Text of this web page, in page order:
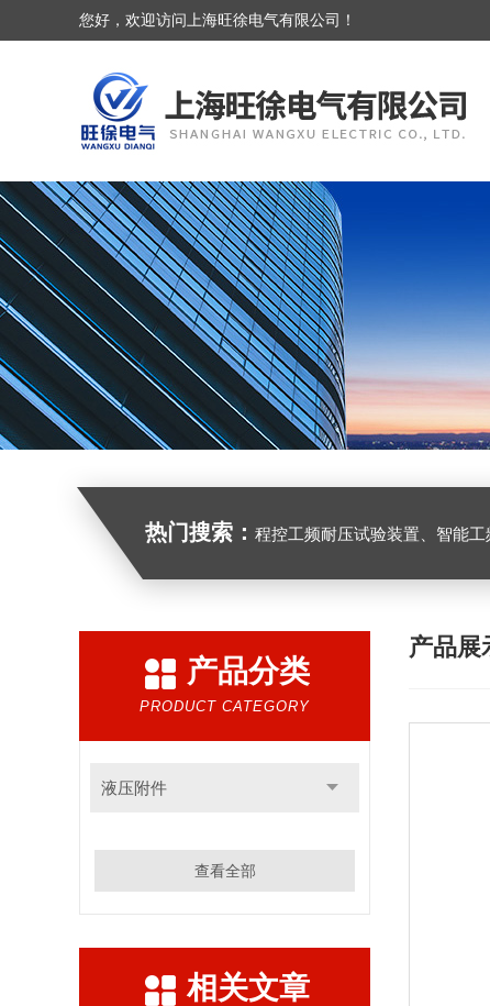
您好，欢迎访问上海旺徐电气有限公司！
热门搜索： 程控工频耐压试验装置、智能工频耐压试验装置、工频耐压试验装置、工频耐压试验仪
产品分类
PRODUCT CATEGORY
液压附件
查看全部
相关文章
产品展